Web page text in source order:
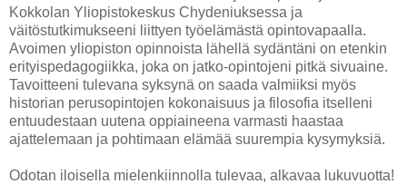
Kokkolan Yliopistokeskus Chydeniuksessa ja
väitöstutkimukseeni liittyen työelämästä opintovapaalla.
Avoimen yliopiston opinnoista lähellä sydäntäni on etenkin
erityispedagogiikka, joka on jatko-opintojeni pitkä sivuaine.
Tavoitteeni tulevana syksynä on saada valmiiksi myös
historian perusopintojen kokonaisuus ja filosofia itselleni
entuudestaan uutena oppiaineena varmasti haastaa
ajattelemaan ja pohtimaan elämää suurempia kysymyksiä.
Odotan iloisella mielenkiinnolla tulevaa, alkavaa lukuvuotta!